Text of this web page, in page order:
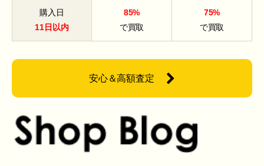
購入日
11日以内
85%
で買取
75%
で買取
安心＆高額査定